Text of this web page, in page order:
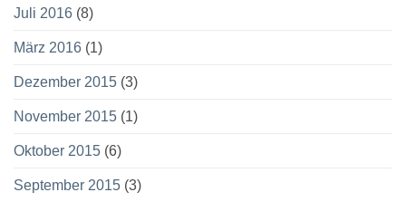
Juli 2016 (8)
März 2016 (1)
Dezember 2015 (3)
November 2015 (1)
Oktober 2015 (6)
September 2015 (3)